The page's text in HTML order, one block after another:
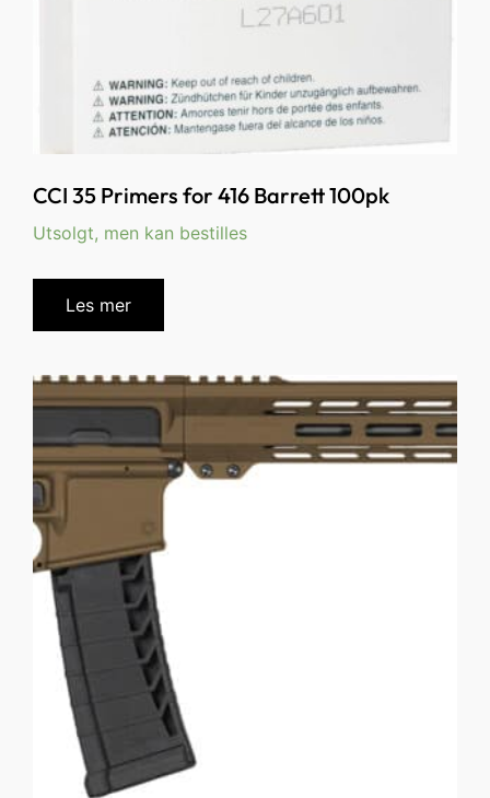
CCI 35 Primers for 416 Barrett 100pk
Utsolgt, men kan bestilles
Les mer